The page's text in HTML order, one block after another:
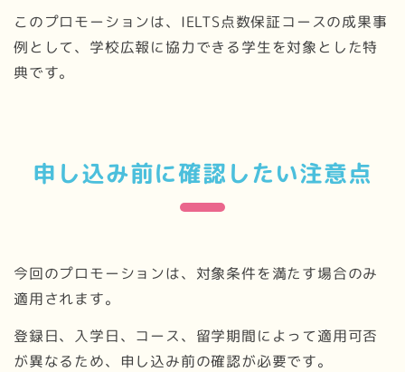
このプロモーションは、IELTS点数保証コースの成果事
例として、学校広報に協力できる学生を対象とした特
典です。
申し込み前に確認したい注意点
今回のプロモーションは、対象条件を満たす場合のみ
適用されます。
登録日、入学日、コース、留学期間によって適用可否
が異なるため、申し込み前の確認が必要です。